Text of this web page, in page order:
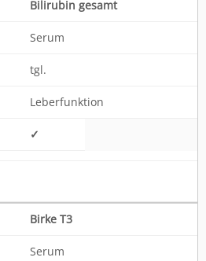
Bilirubin gesamt
Serum
tgl.
Leberfunktion
✓
Birke T3
Serum